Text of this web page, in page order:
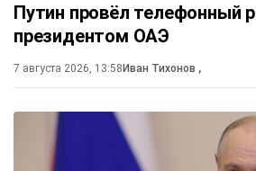
Путин провёл телефонный
президентом ОАЭ
7 августа 2026, 13:58Иван Тихонов ,